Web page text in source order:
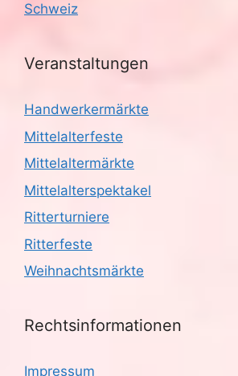
Schweiz
Veranstaltungen
Handwerkermärkte
Mittelalterfeste
Mittelaltermärkte
Mittelalterspektakel
Ritterturniere
Ritterfeste
Weihnachtsmärkte
Rechtsinformationen
Impressum